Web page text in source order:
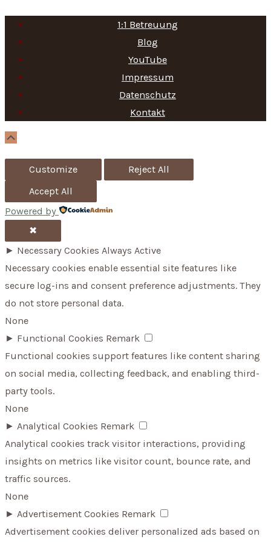
a
c
h
f
o
1:1 Betreuung
Blog
YouTube
Impressum
Datenschutz
Kontakt
Customize
Reject All
Accept All
Powered by
✖
► Necessary Cookies Always Active
Necessary cookies enable essential site features like
secure log-ins and consent preference adjustments. They
do not store personal data.
None
► Functional Cookies Remark
Functional cookies support features like content sharing
on social media, collecting feedback, and enabling third-
party tools.
None
► Analytical Cookies Remark
Analytical cookies track visitor interactions, providing
insights on metrics like visitor count, bounce rate, and
traffic sources.
None
► Advertisement Cookies Remark
Advertisement cookies deliver personalized ads based on